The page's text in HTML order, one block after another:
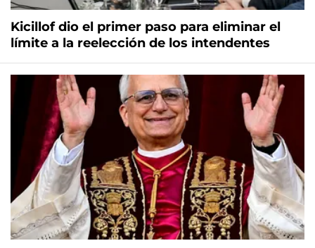
Kicillof dio el primer paso para eliminar el
límite a la reelección de los intendentes